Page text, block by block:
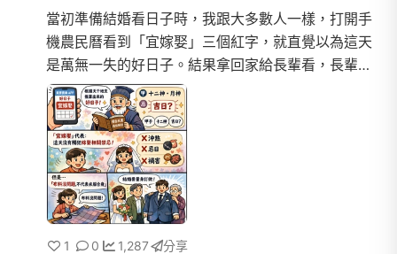
當初準備結婚看日子時，我跟大多數人一樣，打開手
機農民曆看到「宜嫁娶」三個紅字，就直覺以為這天
是萬無一失的好日子。結果拿回家給長輩看，長輩一
對生肖卻說跟誰大沖、五行不合，當場被澆了一頭冷
水，兩代之間還差...
1 0 1,287 分享